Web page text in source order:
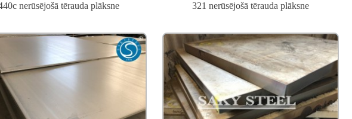
nerūsējošā tērauda plāksne 321 nerūsējošā tērauda plāksne